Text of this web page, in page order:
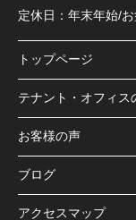
定休日： 年末年始/お
トップページ
テナント・オフィス
お客様の声
ブログ
アクセスマップ